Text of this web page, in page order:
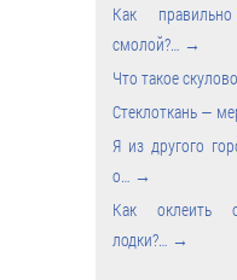
Как
смолой?… →
Что такое
Стеклоткань —
Я из другого
о… →
Как оклеить
лодки?… →